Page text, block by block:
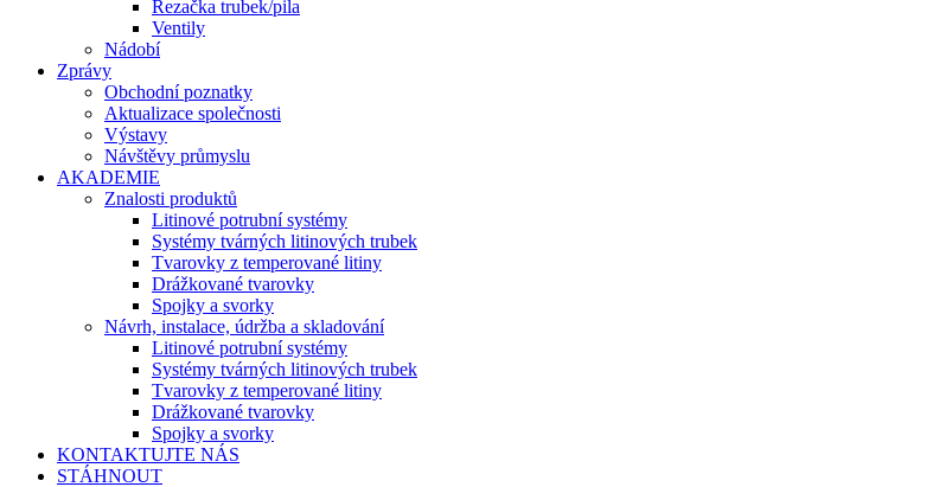
Řezačka trubek/pila
Ventily
Nádobí
Zprávy
Obchodní poznatky
Aktualizace společnosti
Výstavy
Návštěvy průmyslu
AKADEMIE
Znalosti produktů
Litinové potrubní systémy
Systémy tvárných litinových trubek
Tvarovky z temperované litiny
Drážkované tvarovky
Spojky a svorky
Návrh, instalace, údržba a skladování
Litinové potrubní systémy
Systémy tvárných litinových trubek
Tvarovky z temperované litiny
Drážkované tvarovky
Spojky a svorky
KONTAKTUJTE NÁS
STÁHNOUT